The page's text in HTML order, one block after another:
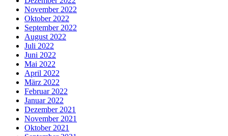
November 2022
Oktober 2022
September 2022
August 2022
Juli 2022
Juni 2022
Mai 2022
April 2022
März 2022
Februar 2022
Januar 2022
Dezember 2021
November 2021
Oktober 2021